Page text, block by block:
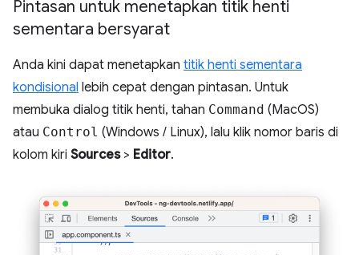
Pintasan untuk menetapkan titik henti
sementara bersyarat
Anda kini dapat menetapkan titik henti sementara
kondisional lebih cepat dengan pintasan. Untuk
membuka dialog titik henti, tahan Command (MacOS)
atau Control (Windows / Linux), lalu klik nomor baris di
kolom kiri Sources> Editor.